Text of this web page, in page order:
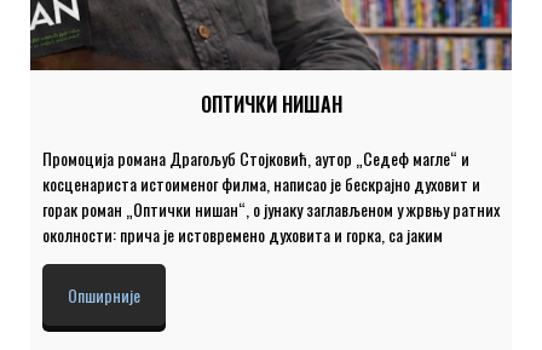
ОПТИЧКИ НИШАН
Промоција романа Драгољуб Стојковић, аутор „Седеф магле“ и
косценариста истоименог филма, написао је бескрајно духовит и
горак роман „Оптички нишан“, о јунаку заглављеном у жрвњу ратних
околности: прича је истовремено духовита и горка, са јаким
елементима апсурда и црног хумора. Роман који кроз прецизну
психолошку портретизацију отвара питања одговорности, моћи и
преживљавања. Гости: ДРАГОЉУБ СТОЈКОВИЋ, аутор романа
„Оптички нишан“ и др ИСИДОРА ЂОЛОВИЋ, књижевни критичар.
Опширније